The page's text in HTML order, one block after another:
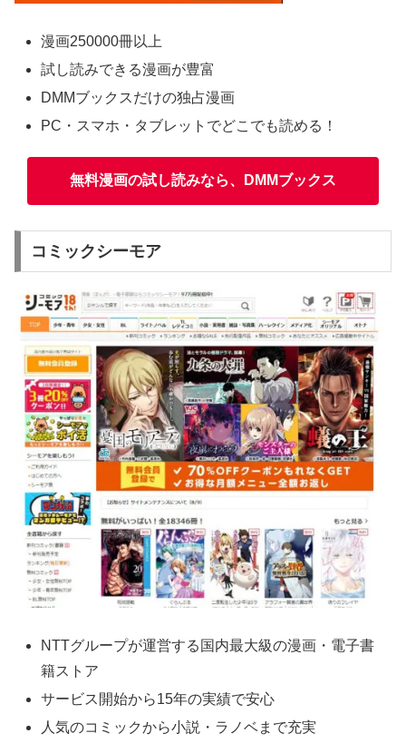
漫画250000冊以上
試し読みできる漫画が豊富
DMMブックスだけの独占漫画
PC・スマホ・タブレットでどこでも読める！
無料漫画の試し読みなら、DMMブックス
コミックシーモア
NTTグループが運営する国内最大級の漫画・電子書
籍ストア
サービス開始から15年の実績で安心
人気のコミックから小説・ラノベまで充実